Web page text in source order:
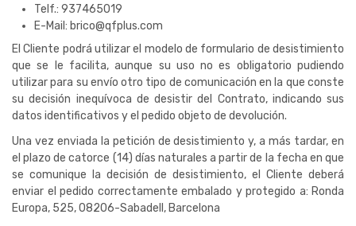
Telf.: 937465019
E-Mail: brico@qfplus.com
El Cliente podrá utilizar el modelo de formulario de desistimiento
que se le facilita, aunque su uso no es obligatorio pudiendo
utilizar para su envío otro tipo de comunicación en la que conste
su decisión inequívoca de desistir del Contrato, indicando sus
datos identificativos y el pedido objeto de devolución.
Una vez enviada la petición de desistimiento y, a más tardar, en
el plazo de catorce (14) días naturales a partir de la fecha en que
se comunique la decisión de desistimiento, el Cliente deberá
enviar el pedido correctamente embalado y protegido a: Ronda
Europa, 525, 08206-Sabadell, Barcelona